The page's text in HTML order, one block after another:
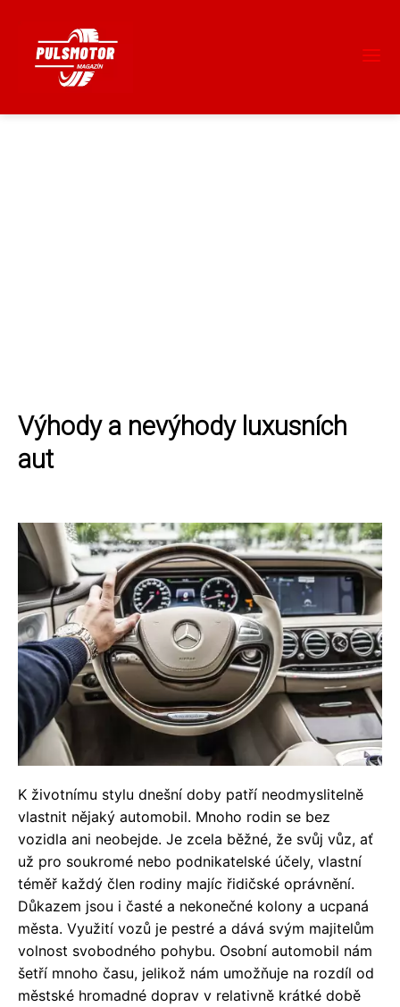
Výhody a nevýhody luxusních
aut
K životnímu stylu dnešní doby patří neodmyslitelně
vlastnit nějaký automobil. Mnoho rodin se bez
vozidla ani neobejde. Je zcela běžné, že svůj vůz, ať
už pro soukromé nebo podnikatelské účely, vlastní
téměř každý člen rodiny majíc řidičské oprávnění.
Důkazem jsou i časté a nekonečné kolony a ucpaná
města. Využití vozů je pestré a dává svým majitelům
volnost svobodného pohybu. Osobní automobil nám
šetří mnoho času, jelikož nám umožňuje na rozdíl od
městské hromadné doprav v relativně krátké době